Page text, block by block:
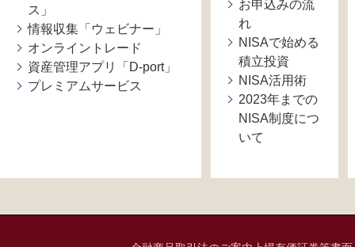
ス」
情報収集「ウェビナー」
オンライントレード
資産管理アプリ「D-port」
プレミアムサービス
お申込みの流
れ
NISAで始める
積立投資
NISA活用術
2023年までの
NISA制度につ
いて